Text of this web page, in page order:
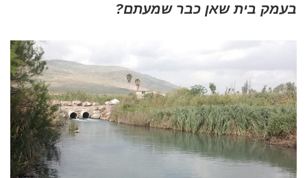
בעמק בית שאן כבר שמעתם?